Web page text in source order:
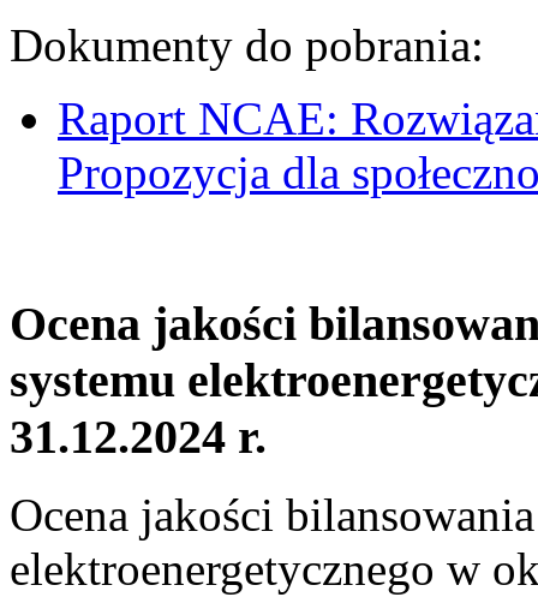
Dokumenty do pobrania:
Raport NCAE:
Propozycja dla
Ocena jakości
systemu
31.12.2024 r.
Ocena jakości
elektroenergetycznego w